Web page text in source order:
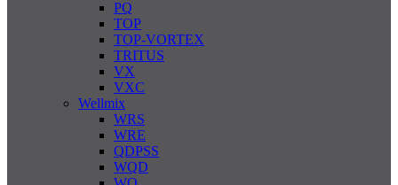
PQ
TOP
TOP-VORTEX
TRITUS
VX
VXC
Wellmix
WRS
WRE
QDPSS
WQD